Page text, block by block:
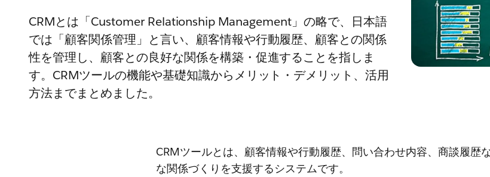
CRMとは「Customer Relationship Management」の略で、日本語
では「顧客関係管理」と言い、顧客情報や行動履歴、顧客との関係
性を管理し、顧客との良好な関係を構築・促進することを指しま
す。CRMツールの機能や基礎知識からメリット・デメリット、活用
方法までまとめました。
CRMツールとは、顧客情報や行動履歴、問い合わせ内容、商談履歴
な関係づくりを支援するシステムです。